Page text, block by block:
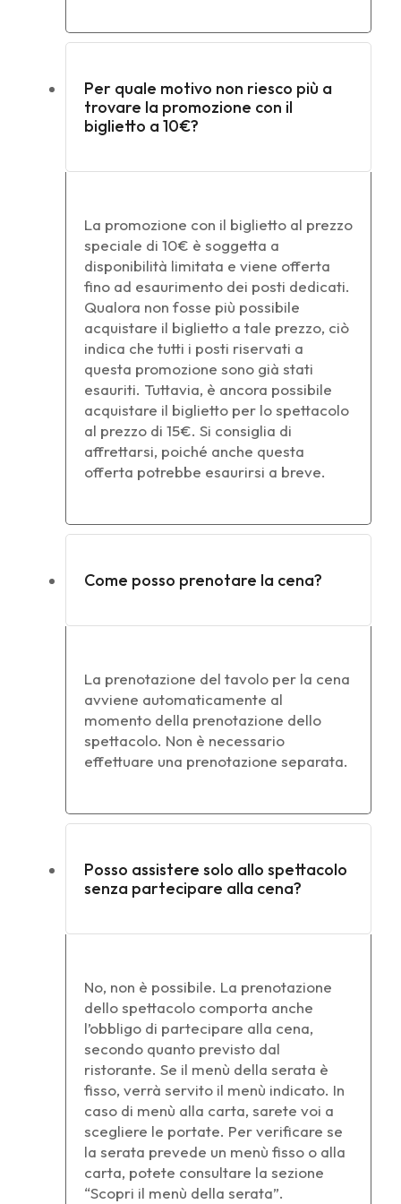
Per quale motivo non riesco più a
trovare la promozione con il
biglietto a 10€?
La promozione con il biglietto al prezzo
speciale di 10€ è soggetta a
disponibilità limitata e viene offerta
fino ad esaurimento dei posti dedicati.
Qualora non fosse più possibile
acquistare il biglietto a tale prezzo, ciò
indica che tutti i posti riservati a
questa promozione sono già stati
esauriti. Tuttavia, è ancora possibile
acquistare il biglietto per lo spettacolo
al prezzo di 15€. Si consiglia di
affrettarsi, poiché anche questa
offerta potrebbe esaurirsi a breve.
Come posso prenotare la cena?
La prenotazione del tavolo per la cena
avviene automaticamente al
momento della prenotazione dello
spettacolo. Non è necessario
effettuare una prenotazione separata.
Posso assistere solo allo spettacolo
senza partecipare alla cena?
No, non è possibile. La prenotazione
dello spettacolo comporta anche
l’obbligo di partecipare alla cena,
secondo quanto previsto dal
ristorante. Se il menù della serata è
fisso, verrà servito il menù indicato. In
caso di menù alla carta, sarete voi a
scegliere le portate. Per verificare se
la serata prevede un menù fisso o alla
carta, potete consultare la sezione
“Scopri il menù della serata”.